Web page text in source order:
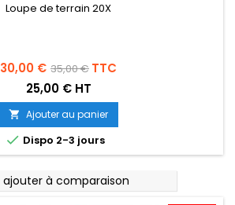
Loupe de terrain 20X
Prix
30,00 € Prix
de
base
35,00 € TTC
25,00 € HT
 Ajouter au panier
 Dispo 2-3 jours
ajouter à comparaison